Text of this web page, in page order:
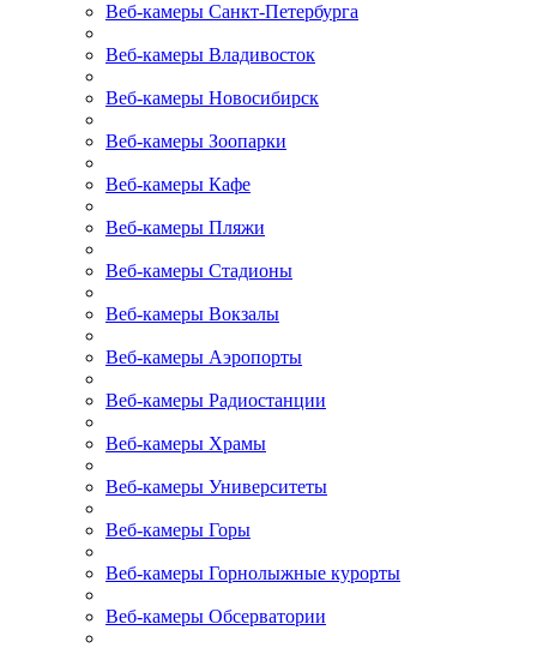
Веб-камеры Санкт-Петербурга
Веб-камеры Владивосток
Веб-камеры Новосибирск
Веб-камеры Зоопарки
Веб-камеры Кафе
Веб-камеры Пляжи
Веб-камеры Стадионы
Веб-камеры Вокзалы
Веб-камеры Аэропорты
Веб-камеры Радиостанции
Веб-камеры Храмы
Веб-камеры Университеты
Веб-камеры Горы
Веб-камеры Горнолыжные курорты
Веб-камеры Обсерватории